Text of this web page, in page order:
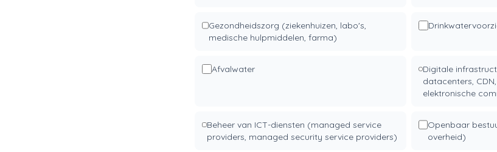
Gezondheidszorg (ziekenhuizen, labo's,
medische hulpmiddelen, farma)
Afvalwater
Digitale
datacenters,
elektronische
Beheer van ICT-diensten (managed service
providers, managed security service providers)
Openbaar
overheid)